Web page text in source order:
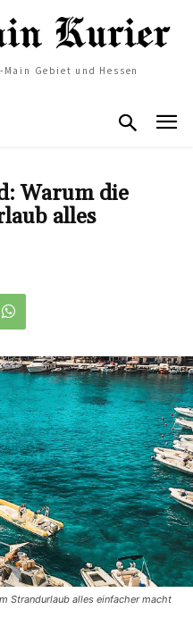
Gebiet und Hessen
Warum die
alles
Strandurlaub alles einfacher macht